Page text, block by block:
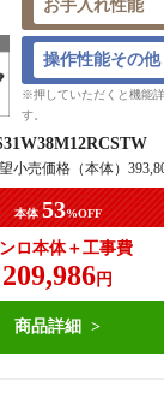
お手入れ性能
操作性能その他
※押していただくと機能
す。
小売価格（本体）
本体 53%OFF
ロ本体＋工事費
209,986 円
商品詳細